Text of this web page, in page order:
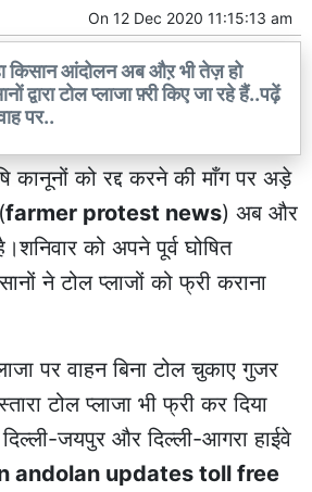
On 12 Dec 2020 11:15:13 am
किसान आंदोलन अब औऱ भी तेज़ हो
द्वारा टोल प्लाजा फ़्री किए जा रहे हैं..पढ़ें
पर..
कानूनों को रद्द करने की माँग पर अड़े
farmer protest news) अब और
को अपने पूर्व घोषित
ने टोल प्लाजों को फ्री कराना
पर वाहन बिना टोल चुकाए गुजर
टोल प्लाजा भी फ्री कर दिया
जयपुर और दिल्ली-आगरा हाईवे
andolan updates toll free